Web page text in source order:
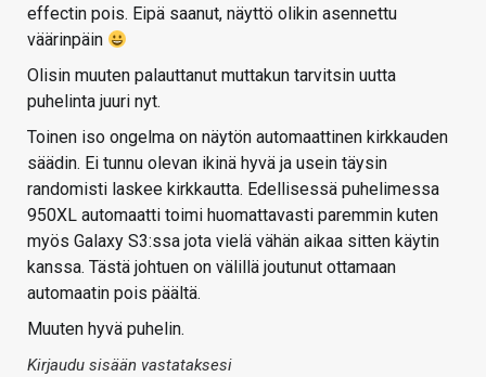
effectin pois. Eipä saanut, näyttö olikin asennettu
väärinpäin
Olisin muuten palauttanut muttakun tarvitsin uutta
puhelinta juuri nyt.
Toinen iso ongelma on näytön automaattinen kirkkauden
säädin. Ei tunnu olevan ikinä hyvä ja usein täysin
randomisti laskee kirkkautta. Edellisessä puhelimessa
950XL automaatti toimi huomattavasti paremmin kuten
myös Galaxy S3:ssa jota vielä vähän aikaa sitten käytin
kanssa. Tästä johtuen on välillä joutunut ottamaan
automaatin pois päältä.
Muuten hyvä puhelin.
Kirjaudu sisään vastataksesi